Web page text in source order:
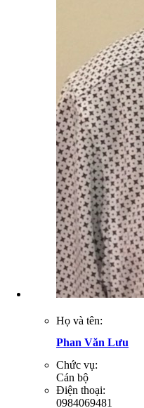
Họ và tên:
Phan Văn Lưu
Chức vụ:
Cán bộ
Điện thoại:
0984069481